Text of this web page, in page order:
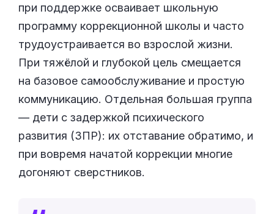
при поддержке осваивает школьную
программу коррекционной школы и часто
трудоустраивается во взрослой жизни.
При тяжёлой и глубокой цель смещается
на базовое самообслуживание и простую
коммуникацию. Отдельная большая группа
— дети с задержкой психического
развития (ЗПР): их отставание обратимо, и
при вовремя начатой коррекции многие
догоняют сверстников.